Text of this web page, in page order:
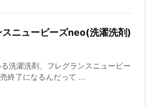
スニュービーズneo(洗濯洗剤)
洗濯洗剤、フレグランスニュービー
終了になるんだって ...